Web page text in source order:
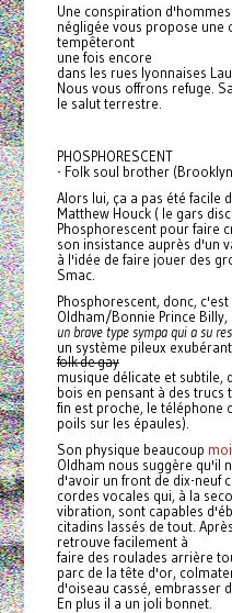
Une conspiration
négligée vous propose une
tempêteront
une fois encore
dans les rues lyonnaises
Nous vous offrons refuge.
le salut terrestre.
PHOSPHORESCENT
- Folk soul brother
Alors lui, ça a pas été facile
Matthew Houck ( le gars
Phosphorescent pour faire
son insistance auprès d'un
à l'idée de faire jouer des
Smac.
Phosphorescent, donc,
Oldham/Bonnie Prince Billy,
un brave type sympa qui a su
un système pileux
folk de gay
musique délicate et subtile,
bois en pensant à des trucs
fin est proche, le téléphone
poils sur les épaules).
Son physique beaucoup
Oldham nous suggère qu'il
d'avoir un front de dix-neuf
cordes vocales qui, à la
vibration, sont capables
citadins lassés de tout.
retrouve facilement à
faire des roulades arrière
parc de la tête d'or,
d'oiseau cassé, embrasser
En plus il a un joli bonnet.